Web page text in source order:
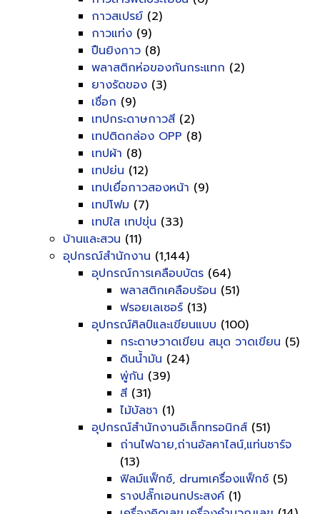
กาวสเปรย์ (2)
กาวแท่ง (9)
ปืนยิงกาว (8)
พลาสติกห่อของกันกระแทก (2)
ยางรัดของ (3)
เชื่อก (9)
เทปกระดาษกาวสี (2)
เทปติดกล่อง OPP (8)
เทปผ้า (8)
เทปย่น (12)
เทปเยื่อกาวสองหน้า (9)
เทปโฟม (7)
เทปใส เทปขุ่น (33)
บ้านและสวน (11)
อุปกรณ์สำนักงาน (1,144)
อุปกรณ์การเคลือบบัตร (64)
พลาสติกเคลือบร้อน (51)
ฟรอยเลเซอร์ (13)
อุปกรณ์ศิลป์และเขียนแบบ (100)
กระดาษวาดเขียน สมุด วาดเขียน (5)
ดินน้ำมัน (24)
พู่กัน (39)
สี (31)
ไม้บัลชา (1)
อุปกรณ์สำนักงานอิเล็กทรอนิกส์ (51)
ถ่านไฟฉาย,ถ่านอัลคาไลน์,แท่นชาร์จ
(13)
ฟิลม์แฟ็กซ์, drumเครื่องแฟ็กซ์ (5)
รางปลั๊กเอนกประสงค์ (1)